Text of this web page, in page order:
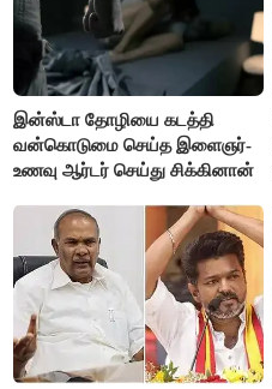
இன்ஸ்டா தோழியை கடத்தி
வன்கொடுமை செய்த இளைஞர்-
உணவு ஆர்டர் செய்து சிக்கினான்